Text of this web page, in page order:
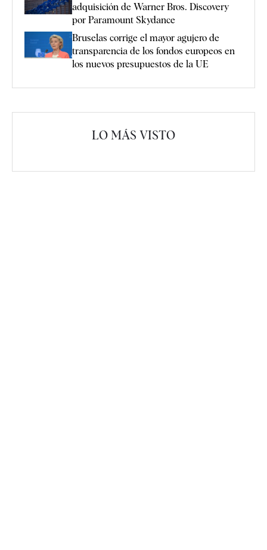
adquisición de Warner Bros. Discovery
por Paramount Skydance
Bruselas corrige el mayor agujero de
transparencia de los fondos europeos en
los nuevos presupuestos de la UE
LO MÁS VISTO